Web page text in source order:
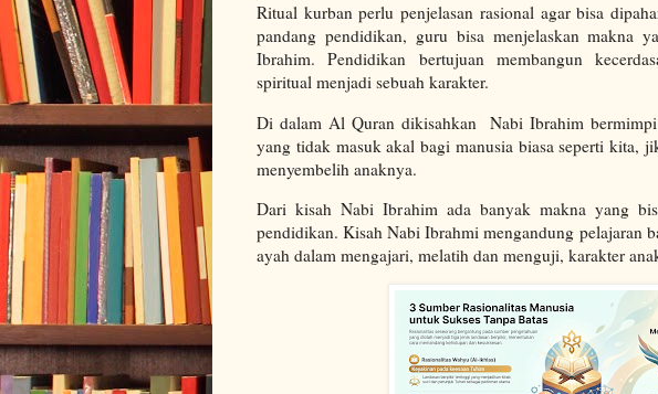
Ritual kurban perlu penjelasan rasional agar bisa
pandang pendidikan, guru bisa menjelaskan makna
Ibrahim. Pendidikan bertujuan membangun
spiritual menjadi sebuah karakter.
Di dalam Al Quran dikisahkan Nabi Ibrahim bermimpi
yang tidak masuk akal bagi manusia biasa seperti kita,
menyembelih anaknya.
Dari kisah Nabi Ibrahim ada banyak makna yang
pendidikan. Kisah Nabi Ibrahmi mengandung pelajaran
ayah dalam mengajari, melatih dan menguji, karakter